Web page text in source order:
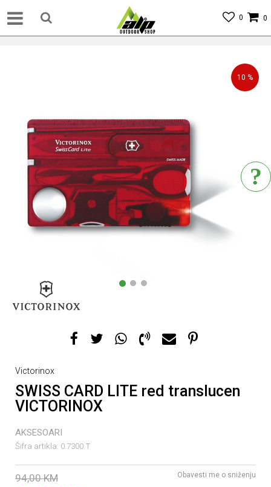
0
0
1 2 3
10 %
Victorinox
SWISS CARD LITE red translucen
VICTORINOX
AKSESOARI
Šifra artikla: 0.7300.T
94,00 KM Obavesti me o sniženju